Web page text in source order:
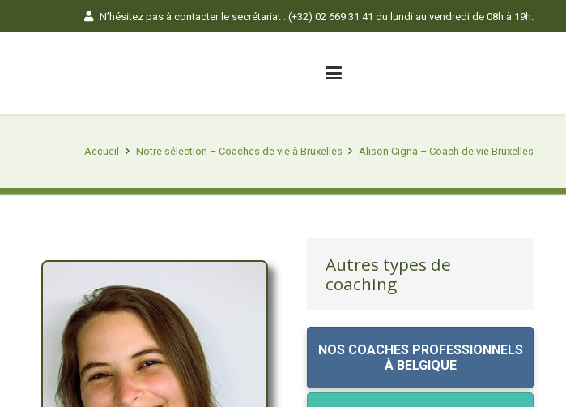
N’hésitez pas à contacter le secrétariat : (+32) 02 669 31 41 du lundi au vendredi de 08h à 19h.
Accueil Notre sélection – Coaches de vie à Bruxelles Alison Cigna – Coach de vie Bruxelles
Autres types de
coaching
NOS COACHES PROFESSIONNELS
À BELGIQUE